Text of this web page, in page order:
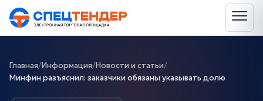
Главная/Информация/Новости и статьи/
Минфин разъяснил: заказчики обязаны указывать долю